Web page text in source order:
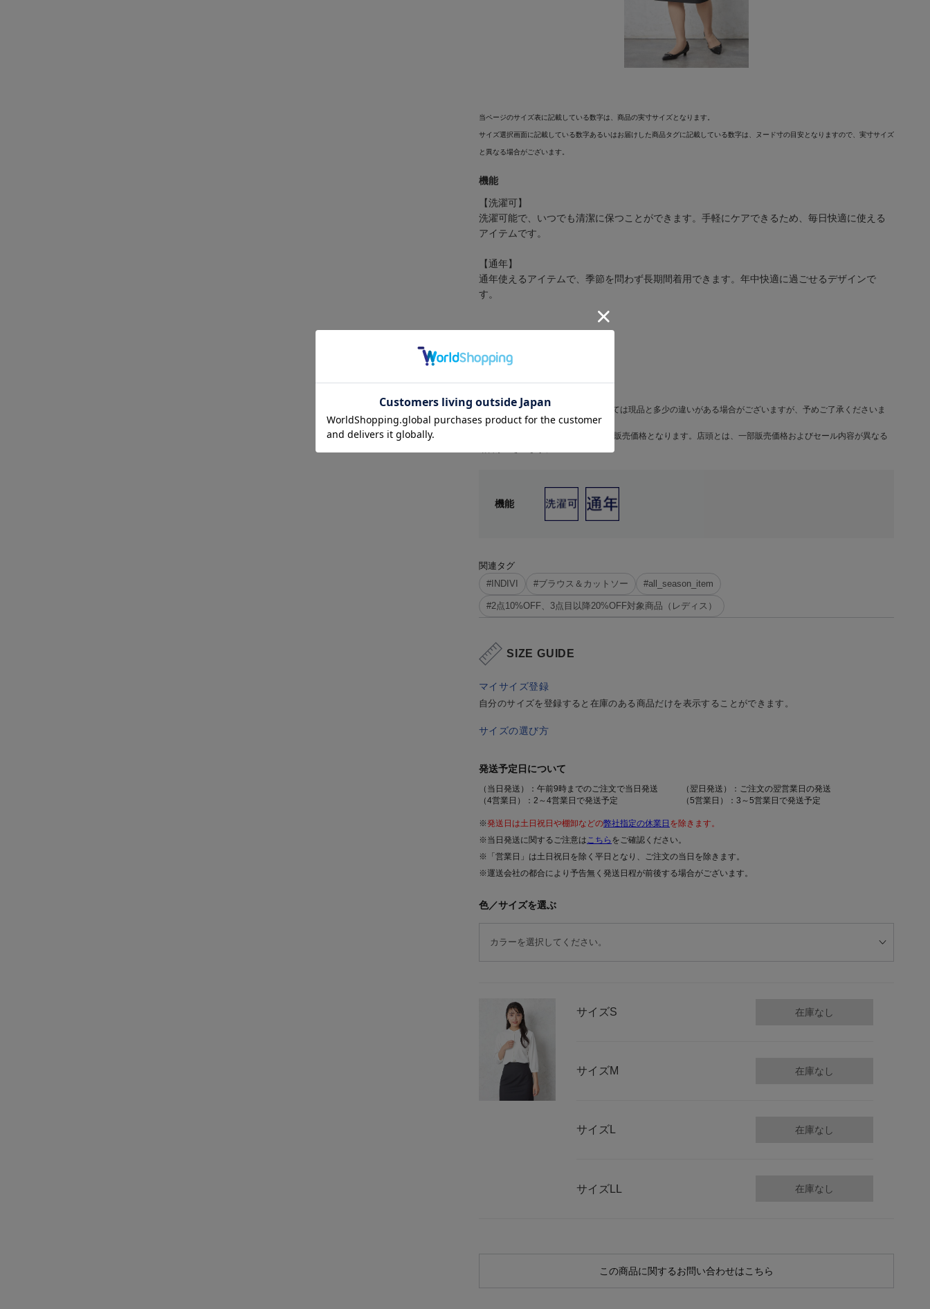
当ページのサイズ表に記載している数字は、商品の実寸サイズとなります。
サイズ選択画面に記載している数字あるいはお届けした商品タグに記載している数字は、ヌード寸の目安となりますので、実寸サイズ
と異なる場合がございます。
機能
【洗濯可】
洗濯可能で、いつでも清潔に保つことができます。手軽にケアできるため、毎日快適に使える
アイテムです。
【通年】
通年使えるアイテムで、季節を問わず長期間着用できます。年中快適に過ごせるデザインで
す。
素材：ポリエステル100%
着用シーズン：
注意事項
・画面の商品の色、イメージについては現品と多少の違いがある場合がございますが、予めご了承くださいま
せ。
・WEB価格はオンラインショップの販売価格となります。店頭とは、一部販売価格およびセール内容が異なる
機能
関連タグ
#INDIVI
#ブラウス＆カットソー #all_season_item
#2点10%OFF、3点目以降20%OFF対象商品（レディス）
SIZE GUIDE
マイサイズ登録
自分のサイズを登録すると在庫のある商品だけを表示することができます。
サイズの選び方
発送予定日について
（当日発送）：午前9時までのご注文で当日発送
（翌日発送）：ご注文の翌営業日の発送
（4営業日）：2～4営業日で発送予定
（5営業日）：3～5営業日で発送予定
※発送日は土日祝日や棚卸などの弊社指定の休業日 を除きます。
※当日発送に関するご注意は こちら をご確認ください。
※「営業日」は土日祝日を除く平日となり、ご注文の当日を除きます。
※運送会社の都合により予告無く発送日程が前後する場合がございます。
色／サイズを選ぶ
サイズS 在庫なし
サイズM 在庫なし
サイズ 在庫なし
サイズ 在庫なし
この商品に関するお問い合わせはこちら